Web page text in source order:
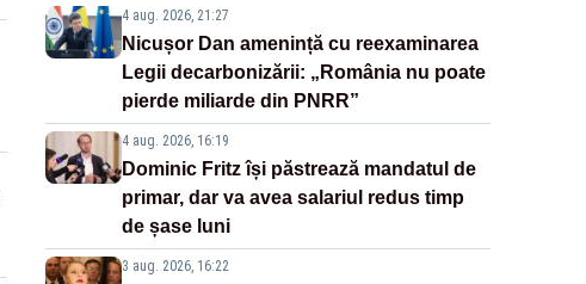
4 aug. 2026, 21:27
Nicușor Dan amenință cu reexaminarea
Legii decarbonizării: „România nu poate
pierde miliarde din PNRR”
4 aug. 2026, 16:19
Dominic Fritz își păstrează mandatul de
primar, dar va avea salariul redus timp
de șase luni
3 aug. 2026, 16:22